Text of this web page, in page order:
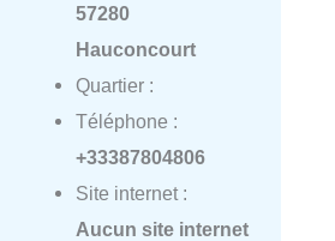
57280
Hauconcourt
Quartier :
Téléphone :
+33387804806
Site internet :
Aucun site internet